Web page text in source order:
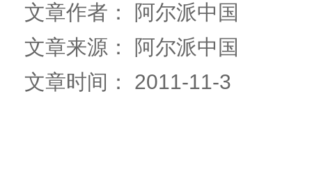
文章作者： 阿尔派中国
文章来源： 阿尔派中国
文章时间： 2011-11-3